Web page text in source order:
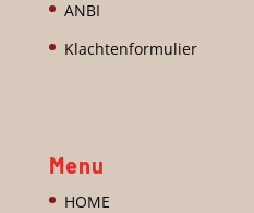
ANBI
Klachtenformulier
Menu
HOME